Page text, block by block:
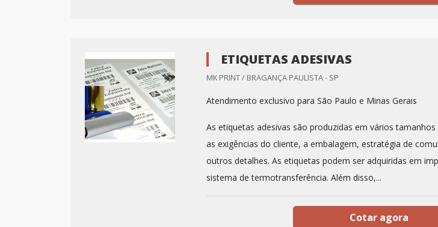
ETIQUETAS ADESIVAS
MK PRINT / BRAGANÇA PAULISTA - SP
Atendimento exclusivo para São Paulo e Minas Gerais
As etiquetas adesivas são produzidas em vários
as exigências do cliente, a embalagem, estratégia de
outros detalhes. As etiquetas podem ser adquiridas em
sistema de termotransferência. Além disso,...
Cotar agora